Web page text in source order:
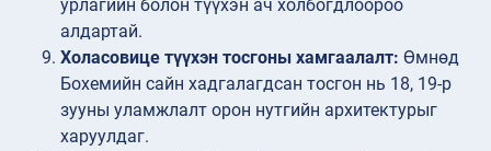
урлагийн болон түүхэн ач холбогдлоороо
алдартай.
Холасовице түүхэн тосгоны хамгаалалт: Өмнөд
Бохемийн сайн хадгалагдсан тосгон нь 18, 19-р
зууны уламжлалт орон нутгийн архитектурыг
харуулдаг.